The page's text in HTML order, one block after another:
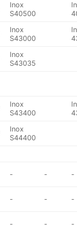
Inox
S40500
Inox
S43000
Inox
S43035
Inox
S43400
Inox
S44400
- - -
- - -